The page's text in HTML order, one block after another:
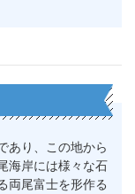
あり、この地から
海岸には様々な石
両尾富士を形作る